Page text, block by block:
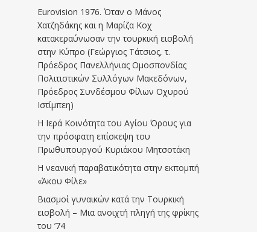
Eurovision 1976. Όταν ο Μάνος
Χατζηδάκης και η Μαρίζα Κοχ
κατακεραύνωσαν την τουρκική εισβολή
στην Κύπρο (Γεώργιος Τάτσιος, τ.
Πρόεδρος Πανελλήνιας Ομοσπονδίας
Πολιτιστικών Συλλόγων Μακεδόνων,
Πρόεδρος Συνδέσμου Φίλων Οχυρού
Ιστίμπεη)
Η Ιερά Κοινότητα του Αγίου Όρους για
την πρόσφατη επίσκεψη του
Πρωθυπουργού Κυριάκου Μητσοτάκη
Η νεανική παραβατικότητα στην εκπομπή
«Άκου Φίλε»
Βιασμοί γυναικών κατά την Τουρκική
εισβολή – Μια ανοιχτή πληγή της φρίκης
του ’74